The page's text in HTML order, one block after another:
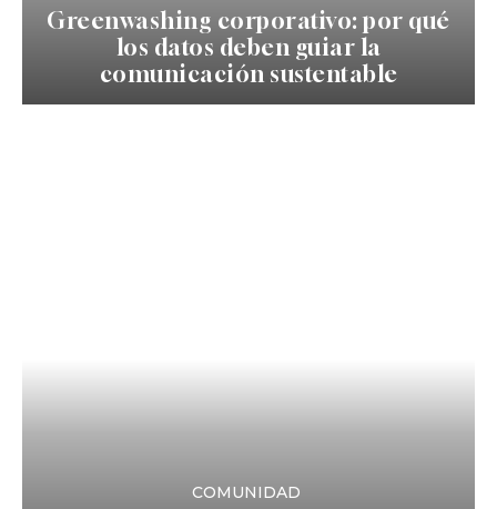
Greenwashing corporativo: por qué
los datos deben guiar la
comunicación sustentable
COMUNIDAD